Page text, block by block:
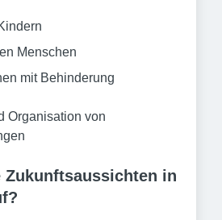
Menschen
mit Behinderung
Organisation von
Zukunftsaussichten in